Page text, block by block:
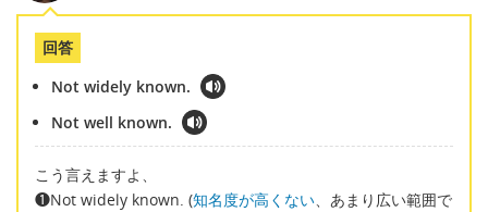
回答
Not widely known.
Not well known.
こう言えますよ、
❶Not widely known. (知名度が高くない、あまり広い範囲で